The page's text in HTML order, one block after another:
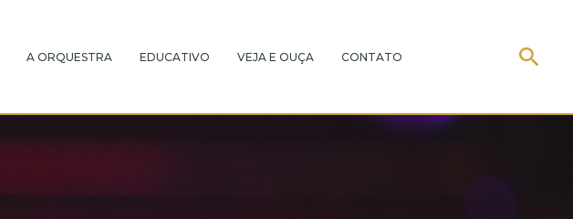
A ORQUESTRA EDUCATIVO VEJA E OUÇA CONTATO